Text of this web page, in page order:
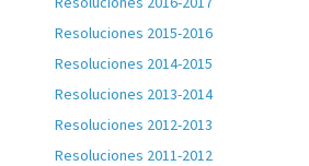
Resoluciones 2015-2016
Resoluciones 2014-2015
Resoluciones 2013-2014
Resoluciones 2012-2013
Resoluciones 2011-2012